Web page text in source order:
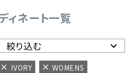
ィネート一覧
絞り込む
IVORY
WOMENS